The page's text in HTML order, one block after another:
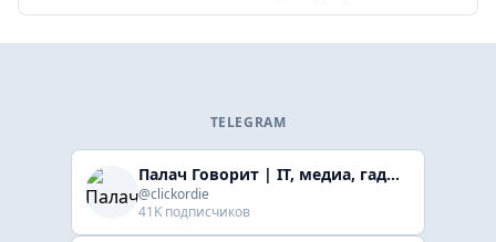
TELEGRAM
Палач Говорит | IT, медиа, гaджеты, скидки
@clickordie
41K подписчиков